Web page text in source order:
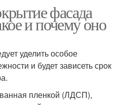
фасада
и почему оно
уделить особое
и будет зависеть срок
пленкой (ЛДСП),